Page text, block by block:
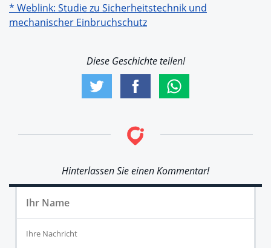
* Weblink: Studie zu Sicherheitstechnik und
mechanischer Einbruchschutz
Diese Geschichte teilen!
Hinterlassen Sie einen Kommentar!